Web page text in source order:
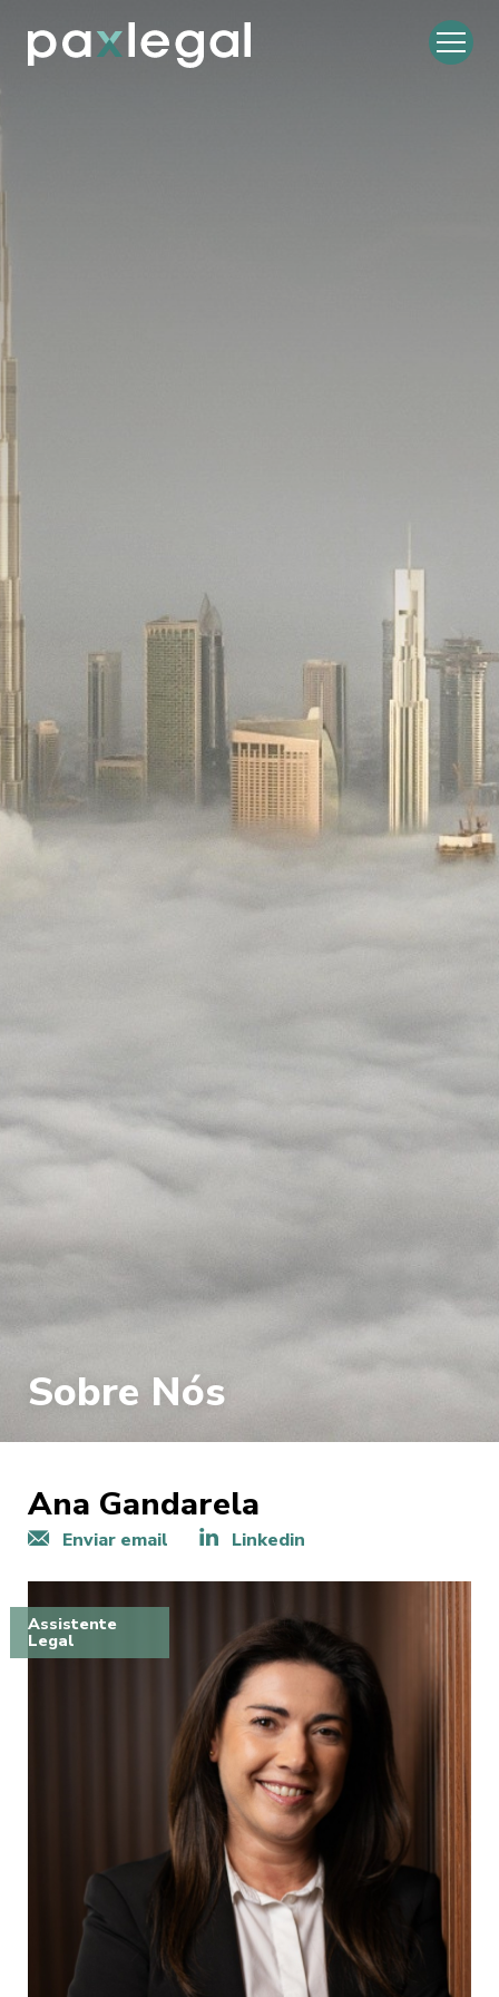
Sobre Nós
Ana Gandarela
Enviar email Linkedin
Assistente
Legal